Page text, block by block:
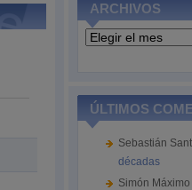
ARCHIVOS
Archivos
ÚLTIMOS
Sebastián
décadas
Simón